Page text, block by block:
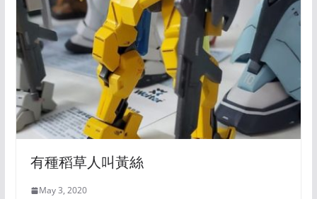
有種稻草人叫黃絲
May 3, 2020